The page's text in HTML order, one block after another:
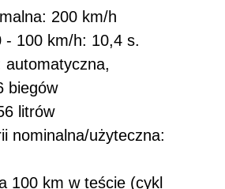
200 km/h
- 100 km/h: 10,4 s.
automatyczna,
biegów
litrów
nominalna/użyteczna:
100 km w teście (cykl